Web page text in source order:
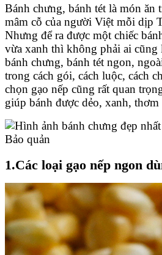
Bánh chưng, bánh tét là món ăn
mâm cỗ của người Việt mỗi dịp
Nhưng để ra được một chiếc
vừa xanh thì không phải ai cũng
bánh chưng, bánh tét ngon,
trong cách gói, cách luộc, cách
chọn gạo nếp cũng rất quan
giúp bánh được dẻo, xanh,
1.Các loại gạo nếp ngon